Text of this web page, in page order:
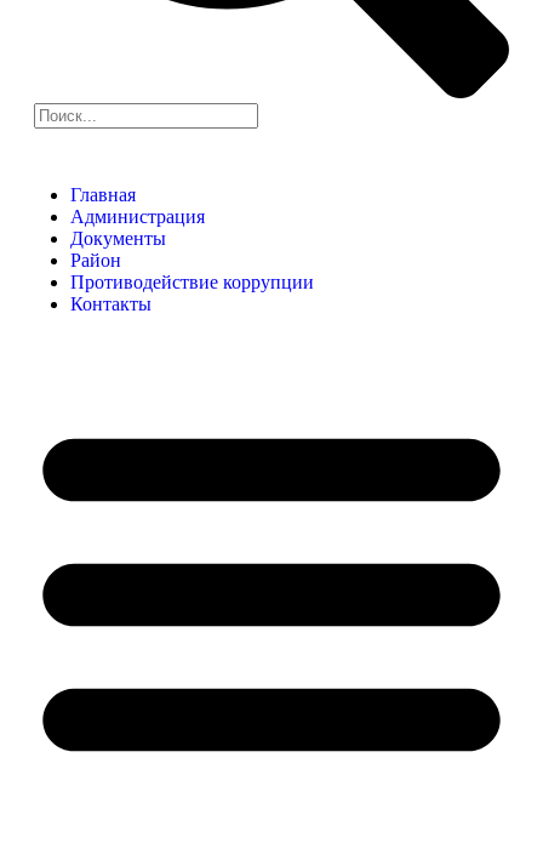
Главная
Администрация
Документы
Район
Противодействие коррупции
Контакты